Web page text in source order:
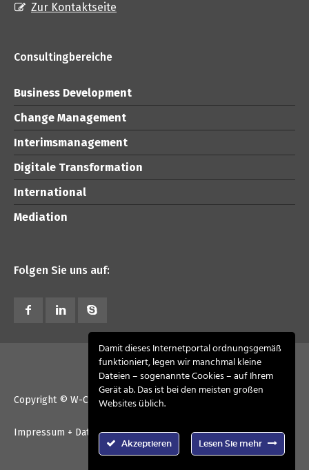
Zur Kontaktseite
Consultingbereiche
Business Development
Change Management
Interimsmanagement
Digitale Transformation
International
Mediation
Folgen Sie uns auf:
Copyright © W-CONSULT advisory 2026. All Rights Reserved
Impressum + Datenschutz Kontakt
Damit dieses Internetportal ordnungsgemäß
funktioniert, legen wir manchmal kleine
Dateien – sogenannte Cookies – auf Ihrem
Gerät ab. Das ist bei den meisten großen
Websites üblich.
Akzeptieren Lesen Sie mehr